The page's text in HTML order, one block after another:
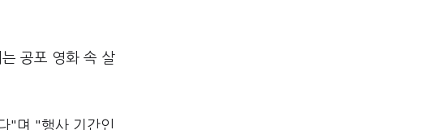
공포 영화 속 살
"며 "행사 기간인